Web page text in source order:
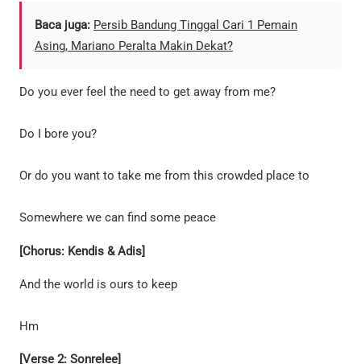
Baca juga: Persib Bandung Tinggal Cari 1 Pemain
Asing, Mariano Peralta Makin Dekat?
Do you ever feel the need to get away from me?
Do I bore you?
Or do you want to take me from this crowded place to
Somewhere we can find some peace
[Chorus: Kendis & Adis]
And the world is ours to keep
Hm
[Verse 2: Sonrelee]